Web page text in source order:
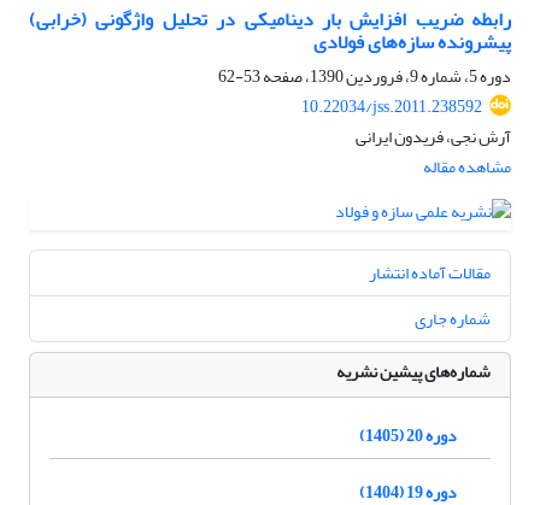
رابطه ضریب افزایش بار دینامیکی در تحلیل واژگونی (خرابی)
پیشرونده سازه‌های فولادی
دوره 5، شماره 9، فروردین 1390، صفحه
53-62
10.22034/jss.2011.238592
آرش نجی، فریدون ایرانی
مشاهده مقاله
مقالات آماده انتشار
شماره جاری
شماره‌های پیشین نشریه
دوره 20 (1405)
دوره 19 (1404)